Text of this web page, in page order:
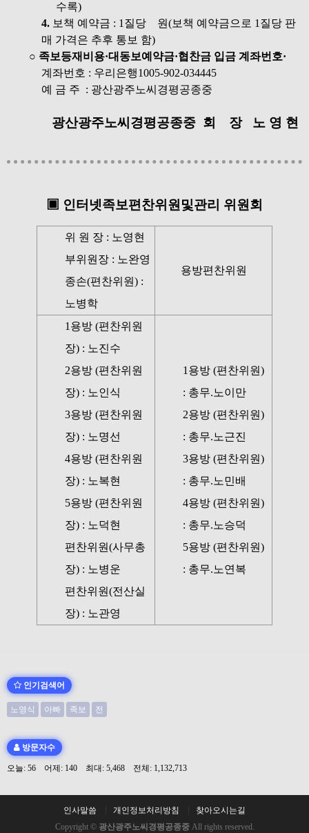
수록)
4. 보책 예약금 : 1질당 원(보책 예약금으로 1질당 판
매 가격은 추후 통보 함)
○ 족보등재비용·대동보예약금·협찬금 입금 계좌번호·
계좌번호 : 우리은행1005-902-034445
예 금 주 : 광산광주노씨경평공종중
광산광주노씨경평공종중 회 장 노 영 현
▣ 인터넷족보편찬위원및관리 위원회
위 원 장 : 노영현
부위원장 : 노완영
종손(편찬위원) :
노병학
용방편찬위원
1용방 (편찬위원
장) : 노진수
2용방 (편찬위원
장) : 노인식
3용방 (편찬위원
장) : 노명선
4용방 (편찬위원
장) : 노복현
5용방 (편찬위원
장) : 노덕현
편찬위원(사무총
장) : 노병운
편찬위원(전산실
장) : 노관영
1용방 (편찬위원)
: 총무.노이만
2용방 (편찬위원)
: 총무.노근진
3용방 (편찬위원)
: 총무.노민배
4용방 (편찬위원)
: 총무.노승덕
5용방 (편찬위원)
: 총무.노연복
인기검색어
노영식 아빠 족보 전
방문자수
오늘: 56 어제: 140 최대: 5,468 전체: 1,132,713
인사말씀 개인정보처리방침
찾아오시는길
Copyright © 광산광주노씨경평공종중All rights reserved.